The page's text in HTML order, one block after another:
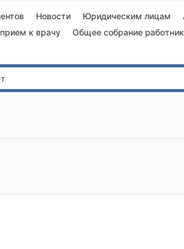
Новости Юридическим лицам
к врачу
Общее собрание